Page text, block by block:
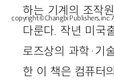
하는 기계의 조작
다룬다. 작년 미국
로즈상의 과학·기
한 이 책은 컴퓨터
copyright © Changbi Publishers, inc.